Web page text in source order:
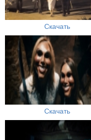
Скачать
Скачать